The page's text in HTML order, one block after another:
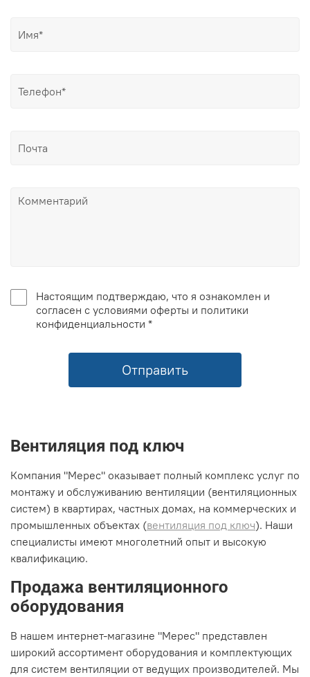
Настоящим подтверждаю, что я ознакомлен и
согласен с условиями оферты и политики
конфиденциальности *
Отправить
Вентиляция под ключ
Компания "Мерес" оказывает полный комплекс услуг по
монтажу и обслуживанию вентиляции (вентиляционных
систем) в квартирах, частных домах, на коммерческих и
промышленных объектах (вентиляция под ключ). Наши
специалисты имеют многолетний опыт и высокую
квалификацию.
Продажа вентиляционного
оборудования
В нашем интернет-магазине "Мерес" представлен
широкий ассортимент оборудования и комплектующих
для систем вентиляции от ведущих производителей. Мы